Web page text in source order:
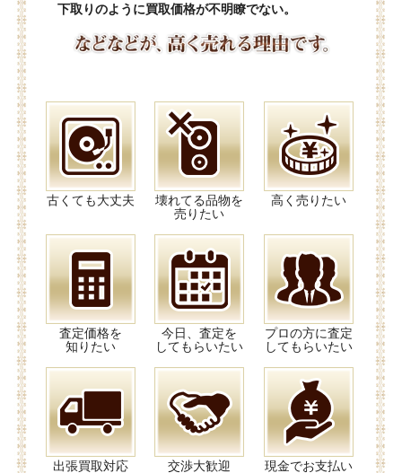
下取りのように買取価格が不明瞭でない。
古くても大丈夫
壊れてる品物を
売りたい
高く売りたい
査定価格を
知りたい
今日、査定を
してもらいたい
プロの方に査定
してもらいたい
出張買取対応 交渉大歓迎 現金でお支払い